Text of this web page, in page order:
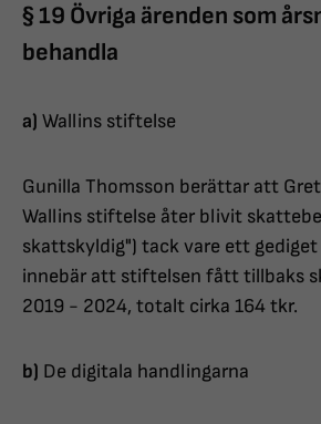
§ 19 Övriga ärenden som
behandla
a) Wallins stiftelse
Gunilla Thomsson berättar att
Wallins stiftelse åter blivit
skattskyldig") tack vare ett
innebär att stiftelsen fått tillbaks
2019 - 2024, totalt cirka 164 tkr.
b) De digitala handlingarna